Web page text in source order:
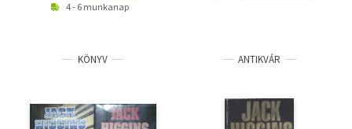
4 - 6 munkanap
KÖNYV ANTIKVÁR